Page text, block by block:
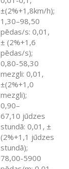
±(2%+1,8km/h);
1,30–98,50
pēdas/s: 0,01,
± (2%+1,6
pēdas/s);
0,80-58,30
mezgli: 0,01,
±(2%+1,0
mezgli);
0,90–
67,10 jūdzes
stundā: 0,01, ±
(2%+1,1 jūdzes
stundā);
78,00-5900